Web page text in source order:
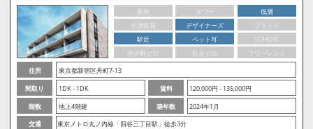
新築 タワー
低層
分譲賃貸
デザイナーズ
ブランド
駅近
ペット可
SOHO可
仲介料ゼロ
礼金ゼロ
フリーレント
住所
東京都新宿区舟町7-13
間取り
1DK - 1DK 賃料
120,000円 - 135,000円
階数
地上4階建 築年数
2024年1月
交通
東京メトロ丸ノ内線「四谷三丁目駅」徒歩3分